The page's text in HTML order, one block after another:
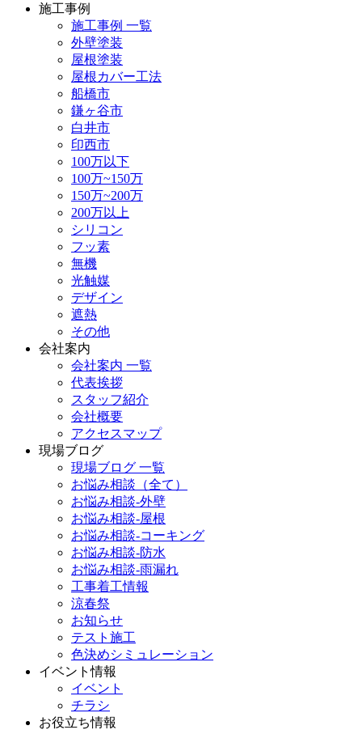
施工事例
施工事例 一覧
外壁塗装
屋根塗装
屋根カバー工法
船橋市
鎌ヶ谷市
白井市
印西市
100万以下
100万~150万
150万~200万
200万以上
シリコン
フッ素
無機
光触媒
デザイン
遮熱
その他
会社案内
会社案内 一覧
代表挨拶
スタッフ紹介
会社概要
アクセスマップ
現場ブログ
現場ブログ 一覧
お悩み相談（全て）
お悩み相談-外壁
お悩み相談-屋根
お悩み相談-コーキング
お悩み相談-防水
お悩み相談-雨漏れ
工事着工情報
涼春祭
お知らせ
テスト施工
色決めシミュレーション
イベント情報
イベント
チラシ
お役立ち情報